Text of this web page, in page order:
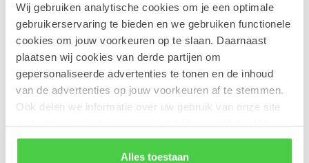
Wij gebruiken analytische cookies om je een optimale
gebruikerservaring te bieden en we gebruiken functionele
cookies om jouw voorkeuren op te slaan. Daarnaast
plaatsen wij cookies van derde partijen om
gepersonaliseerde advertenties te tonen en de inhoud
van de advertenties op jouw voorkeuren af te stemmen.
Ook delen we informatie over uw gebruik van onze site
rekening mee dat als je bepaalde cookies blokkeert, het
de correcte werking van de website kan verstoren.
Alles toestaan
Leonidas Rode Juwelendoos
Op voorraad
€41,90
Recent bekeken